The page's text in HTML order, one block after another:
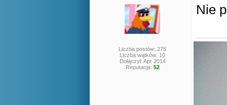
Liczba postów: 278
Liczba wątków: 10
Dołączył: Apr 2014
Reputacja: 52
Nie